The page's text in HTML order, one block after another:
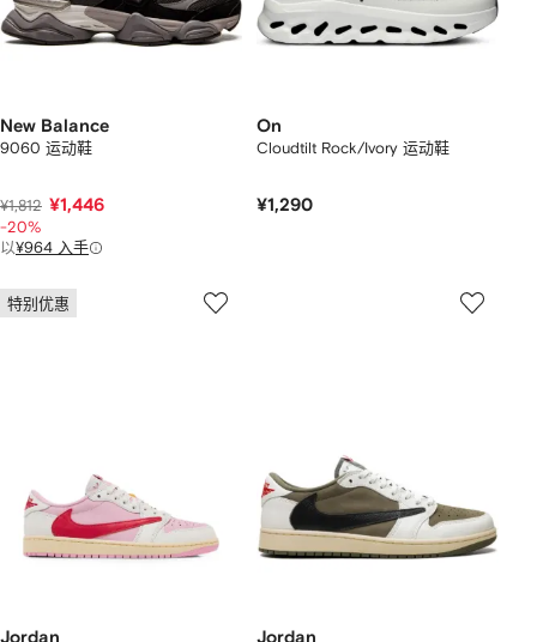
New Balance
9060 运动鞋
¥1,812 ¥1,446
-20%
以¥964 入手
On
Cloudtilt Rock/Ivory 运动鞋
¥1,290
特别优惠
Jordan Jordan